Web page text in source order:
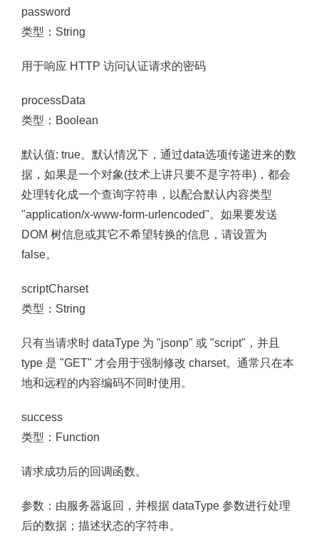
password
类型：String
用于响应 HTTP 访问认证请求的密码
processData
类型：Boolean
默认值: true。默认情况下，通过data选项传递进来的数
据，如果是一个对象(技术上讲只要不是字符串)，都会
处理转化成一个查询字符串，以配合默认内容类型
"application/x-www-form-urlencoded"。如果要发送
DOM 树信息或其它不希望转换的信息，请设置为
false。
scriptCharset
类型：String
只有当请求时 dataType 为 "jsonp" 或 "script"，并且
type 是 "GET" 才会用于强制修改 charset。通常只在本
地和远程的内容编码不同时使用。
success
类型：Function
请求成功后的回调函数。
参数：由服务器返回，并根据 dataType 参数进行处理
后的数据；描述状态的字符串。